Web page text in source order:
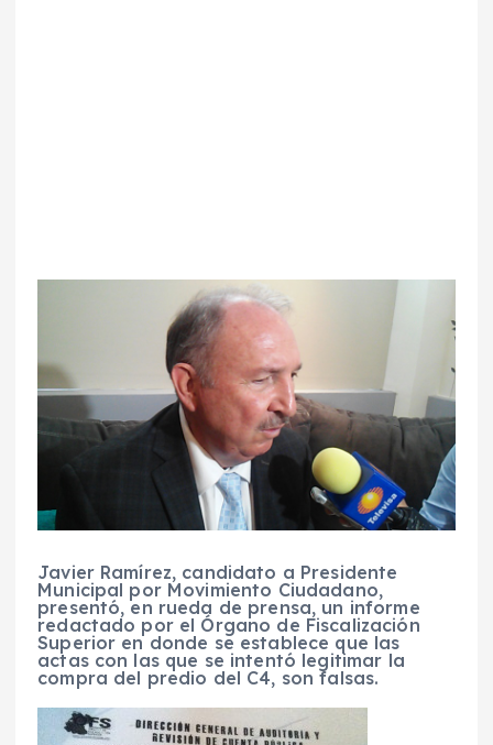
Javier Ramírez, candidato a Presidente
Municipal por Movimiento Ciudadano,
presentó, en rueda de prensa, un informe
redactado por el Órgano de Fiscalización
Superior en donde se establece que las
actas con las que se intentó legitimar la
compra del predio del C4, son falsas.